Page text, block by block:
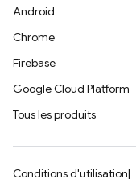
Android
Chrome
Firebase
Google Cloud Platform
Tous les produits
Conditions d'utilisation